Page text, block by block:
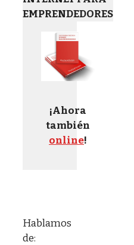
EMPRENDEDORES
¡Ahora
también
online!
Hablamos
de: